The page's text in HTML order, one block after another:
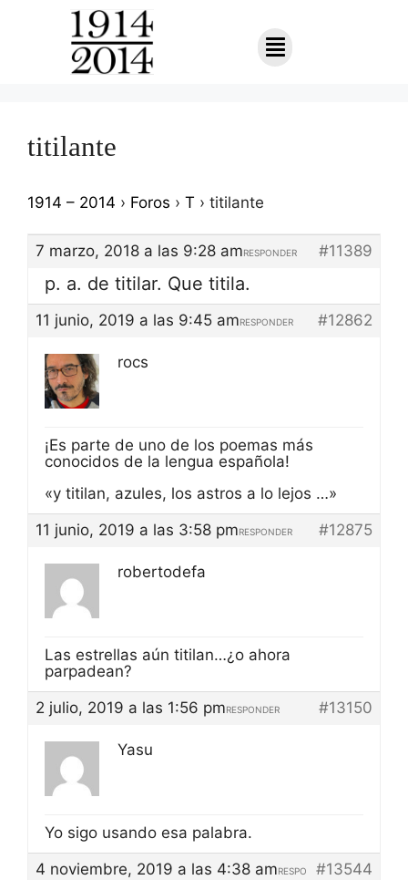
titilante
1914 – 2014 › Foros › T › titilante
7 marzo, 2018 a las 9:28 am #11389
RESPONDER
p. a. de titilar. Que titila.
11 junio, 2019 a las 9:45 am #12862
RESPONDER
rocs
¡Es parte de uno de los poemas más
conocidos de la lengua española!
«y titilan, azules, los astros a lo lejos …»
11 junio, 2019 a las 3:58 pm
#12875
RESPONDER
robertodefa
Las estrellas aún titilan…¿o ahora
parpadean?
2 julio, 2019 a las 1:56 pm
#13150
RESPONDER
Yasu
Yo sigo usando esa palabra.
4 noviembre, 2019 a las 4:38 am
#13544
RESPO